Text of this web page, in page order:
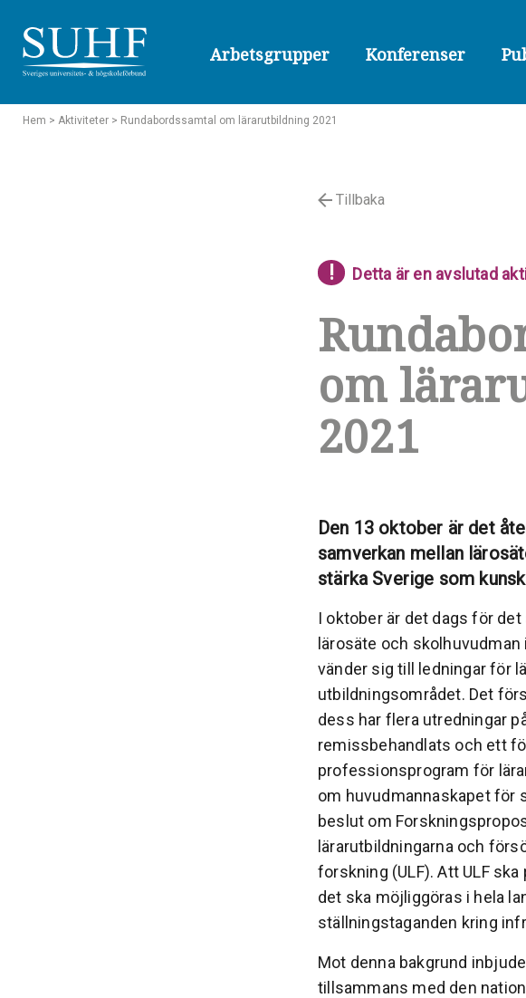
Arbetsgrupper Konferenser
Hem > Aktiviteter > Rundabordssamtal om lärarutbildning 2021
Tillbaka
! Detta är en avslutad
om
2021
Den 13 oktober är det
samverkan mellan
stärka Sverige som
I oktober är det dags för
lärosäte och
vänder sig till ledningar för
utbildningsområdet. Det
dess har flera utredningar
remissbehandlats och ett
professionsprogram för
om huvudmannaskapet för
beslut om
lärarutbildningarna och
forskning (ULF). Att ULF
det ska möjliggöras i hela
ställningstaganden kring
Mot denna bakgrund
tillsammans med den